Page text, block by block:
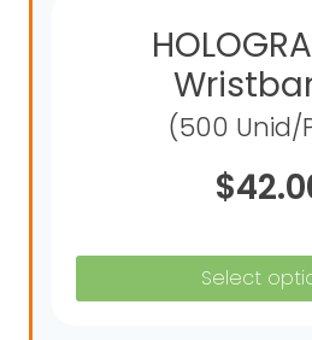
(500 Unid/
$
Select